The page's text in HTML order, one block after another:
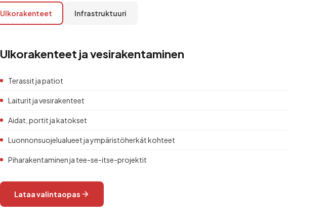
Ulkorakenteet Infrastruktuuri
Ulkorakenteet ja vesirakentaminen
Terassit ja patiot
Laiturit ja vesirakenteet
Aidat, portit ja katokset
Luonnonsuojelualueet ja ympäristöherkät kohteet
Piharakentaminen ja tee-se-itse-projektit
Lataa valintaopas